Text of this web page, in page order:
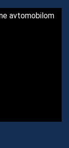
avtomobilom